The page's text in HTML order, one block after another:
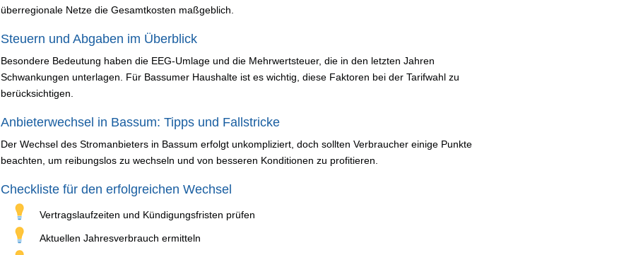
überregionale Netze die Gesamtkosten maßgeblich.
Steuern und Abgaben im Überblick
Besondere Bedeutung haben die EEG-Umlage und die Mehrwertsteuer, die in den letzten Jahren
Schwankungen unterlagen. Für Bassumer Haushalte ist es wichtig, diese Faktoren bei der Tarifwahl zu
berücksichtigen.
Anbieterwechsel in Bassum: Tipps und Fallstricke
Der Wechsel des Stromanbieters in Bassum erfolgt unkompliziert, doch sollten Verbraucher einige Punkte
beachten, um reibungslos zu wechseln und von besseren Konditionen zu profitieren.
Checkliste für den erfolgreichen Wechsel
Vertragslaufzeiten und Kündigungsfristen prüfen
Aktuellen Jahresverbrauch ermitteln